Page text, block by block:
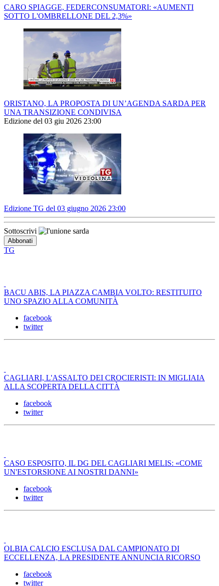
CARO SPIAGGE, FEDERCONSUMATORI: «AUMENTI
SOTTO L'OMBRELLONE DEL 2,3%»
ORISTANO, LA PROPOSTA DI UN’AGENDA SARDA PER
UNA TRANSIZIONE CONDIVISA
Edizione del 03 giu 2026 23:00
Edizione TG del 03 giugno 2026 23:00
Sottoscrivi
TG
BACU ABIS, LA PIAZZA CAMBIA VOLTO: RESTITUITO
UNO SPAZIO ALLA COMUNITÀ
facebook
twitter
CAGLIARI, L'ASSALTO DEI CROCIERISTI: IN MIGLIAIA
ALLA SCOPERTA DELLA CITTÀ
facebook
twitter
CASO ESPOSITO, IL DG DEL CAGLIARI MELIS: «COME
UN'ESTORSIONE AI NOSTRI DANNI»
facebook
twitter
OLBIA CALCIO ESCLUSA DAL CAMPIONATO DI
ECCELLENZA, LA PRESIDENTE ANNUNCIA RICORSO
facebook
twitter